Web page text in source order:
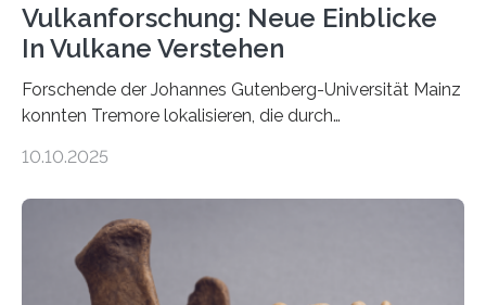
Vulkanforschung: Neue Einblicke
In Vulkane Verstehen
Forschende der Johannes Gutenberg-Universität Mainz
konnten Tremore lokalisieren, die durch
Vulkan? Was passiert in der Erde darunter? Wo
erzeugt durch Magma oder Gase, die sich durch
Schlote einen Weg nach oben bahnen? Jun.-Prof. Dr.
Miriam Christina Reiss, Vulkanseismologin an der
Johannes Gutenberg-Universität Mainz (JGU), und ihr
10.10.2025